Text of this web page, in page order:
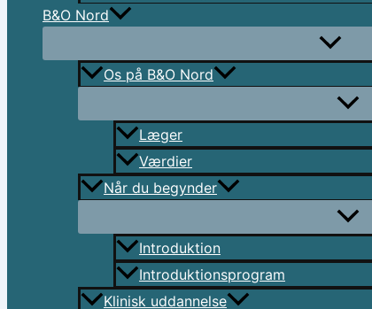
B&O Nord
Os på B&O Nord
Læger
Værdier
Når du begynder
Introduktion
Introduktionsprogram
Klinisk uddannelse